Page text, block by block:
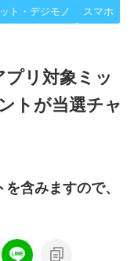
ト・デジモノ スマホ
プリ対象ミッ
トが当選チャ
含みますので、